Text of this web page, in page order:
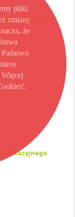
pliki
zmiany
że